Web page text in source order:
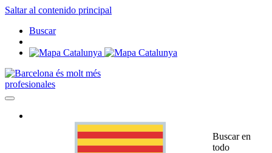
Saltar al contenido principal
Buscar
profesionales
Buscar en
todo